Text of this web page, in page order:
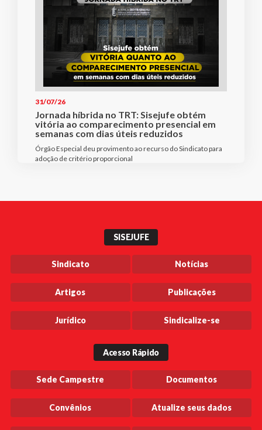
31/07/26
Jornada híbrida no TRT: Sisejufe obtém
vitória ao comparecimento presencial em
semanas com dias úteis reduzidos
Órgão Especial deu provimento ao recurso do Sindicato para
adoção de critério proporcional
SISEJUFE
Sindicato Notícias
Artigos Publicações
Jurídico Sindicalize-se
Acesso Rápido
Sede Campestre Documentos
Convênios Atualize seus dados